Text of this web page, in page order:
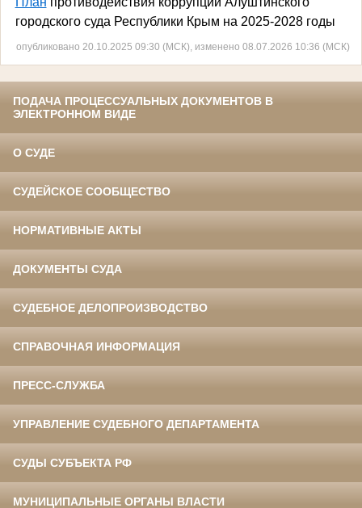
городского суда Республики Крым на 2025-2028 годы
опубликовано 20.10.2025 09:30 (МСК), изменено 08.07.2026 10:36 (МСК)
ПОДАЧА ПРОЦЕССУАЛЬНЫХ ДОКУМЕНТОВ В
ЭЛЕКТРОННОМ ВИДЕ
О СУДЕ
СУДЕЙСКОЕ СООБЩЕСТВО
НОРМАТИВНЫЕ АКТЫ
ДОКУМЕНТЫ СУДА
СУДЕБНОЕ ДЕЛОПРОИЗВОДСТВО
СПРАВОЧНАЯ ИНФОРМАЦИЯ
ПРЕСС-СЛУЖБА
УПРАВЛЕНИЕ СУДЕБНОГО ДЕПАРТАМЕНТА
СУДЫ СУБЪЕКТА РФ
МУНИЦИПАЛЬНЫЕ ОРГАНЫ ВЛАСТИ